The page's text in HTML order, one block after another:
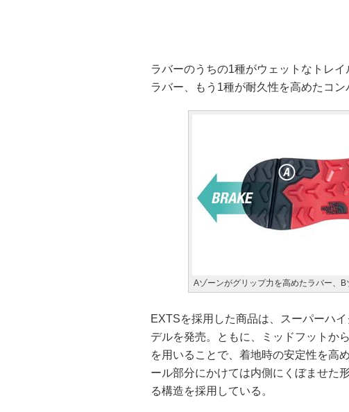
ラバーのうちの1種がウェットなトレ
ラバー、もう1種が耐久性を高めたコン
Aゾーンがグリップ力を高めたラバー、
EXTSを採用した商品は、スーパーハ
デルを発売。ともに、ミッドフットか
を用いることで、着地時の安定性を高
ール部分にかけては内側にくぼませた
る構造を採用している。